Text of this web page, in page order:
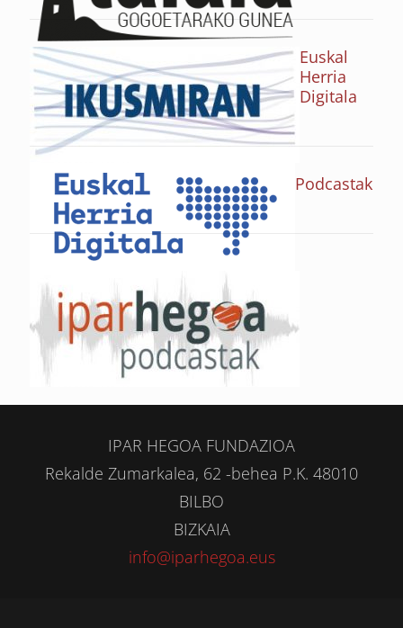
Euskal
Herria
Digitala
Podcastak
IPAR HEGOA FUNDAZIOA
Rekalde Zumarkalea, 62 -behea P.K. 48010
BILBO
BIZKAIA
info@iparhegoa.eus